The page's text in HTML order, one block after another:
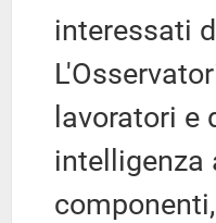
interessati
lavoratori
intelligenza